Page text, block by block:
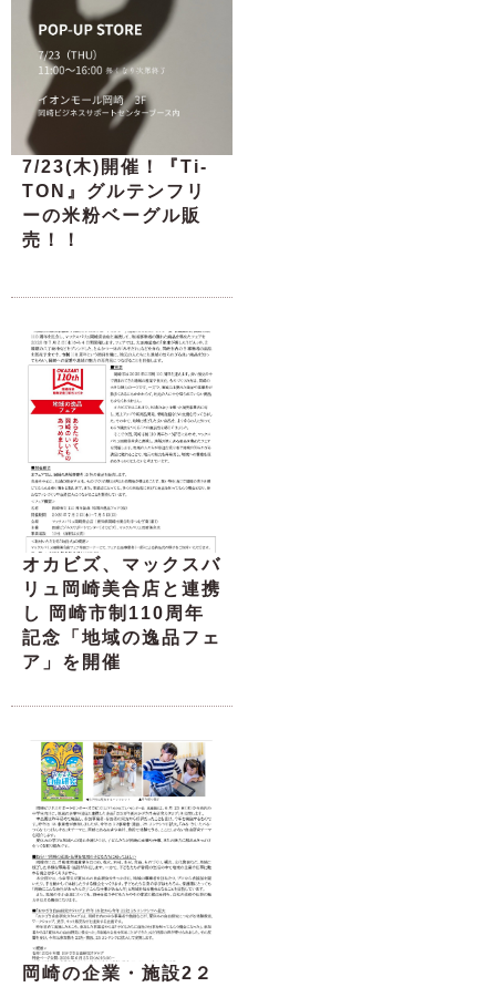
7/23(木)開催！『Ti-
TON』グルテンフリ
ーの米粉ベーグル販
売！！
オカビズ、マックスバ
リュ岡崎美合店と連携
し 岡崎市制110周年
記念「地域の逸品フェ
ア」を開催
岡崎の企業・施設2２